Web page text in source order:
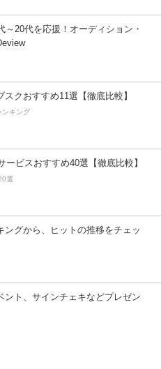
～20代を応援！オーディション・
クおすすめ11選【徹底比較】
ンキング
ービスおすすめ40選【徹底比較】
選
ングから、ヒットの推移をチェッ
ント、サインチェキなどプレゼン